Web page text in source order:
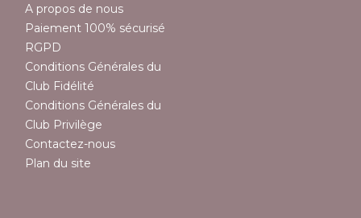
A propos de nous
Paiement 100% sécurisé
RGPD
Conditions Générales du
Club Fidélité
Conditions Générales du
Club Privilège
Contactez-nous
Plan du site